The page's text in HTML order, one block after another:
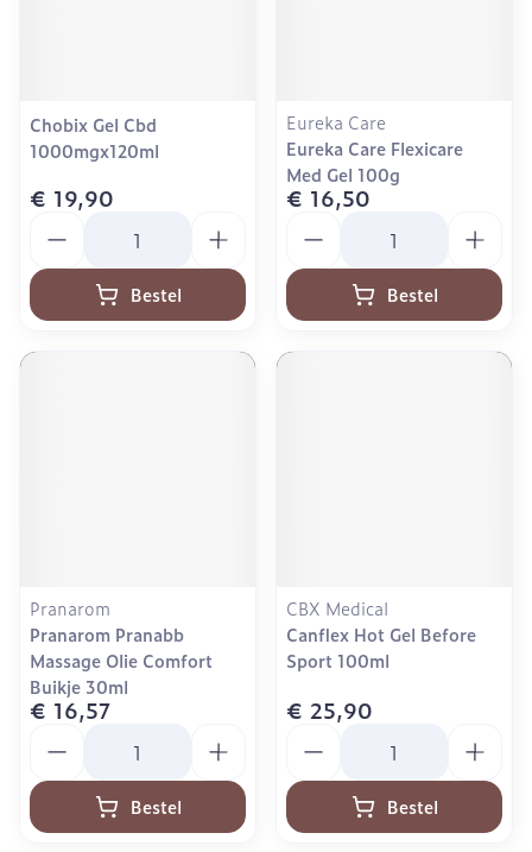
Chobix Gel Cbd
1000mgx120ml
€ 19,90
Bestel
Eureka Care
Eureka Care Flexicare
Med Gel 100g
€ 16,50
Bestel
Pranarom
Pranarom Pranabb
Massage Olie Comfort
Buikje 30ml
€ 16,57
Bestel
CBX Medical
Canflex Hot Gel Before
Sport 100ml
€ 25,90
Bestel